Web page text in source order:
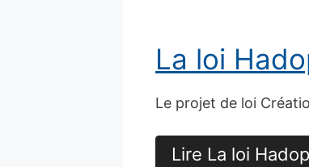
La loi
Le projet de loi
Lire La loi